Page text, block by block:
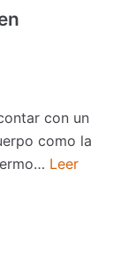
con un
como la
Leer